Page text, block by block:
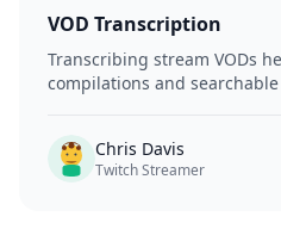
VOD Transcription
Transcribing stream VODs
compilations and
Chris Davis
Twitch Streamer